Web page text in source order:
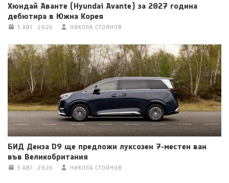
Хюндай Аванте (Hyundai Avante) за 2027 година
дебютира в Южна Корея
5 АВГ. 2026 НИКОЛА СТОЯНОВ
БИД Денза D9 ще предложи луксозен 7-местен ван
във Великобритания
5 АВГ. 2026 НИКОЛА СТОЯНОВ